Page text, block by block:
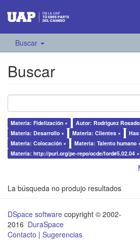
Buscar
Buscar
Materia: Fidelización ×
Autor: Rodriguez
Materia: Desarrollo ×
Materia: Clientes ×
Materia: Colocación ×
Materia: Talento humano ×
Materia: http://purl.org/pe-repo/ocde/ford#5.02.04 ×
La búsqueda no produjo resultados
DSpace software copyright © 2002-
2016 DuraSpace
Contacto | Sugerencias